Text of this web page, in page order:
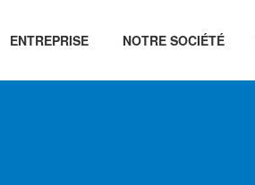
ENTREPRISE NOTRE SOCIÉTÉ